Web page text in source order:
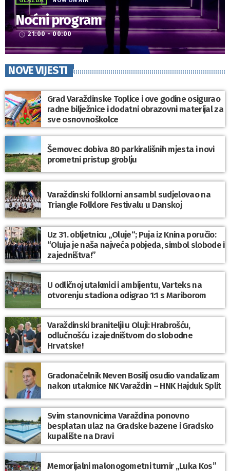
Noćni program
access_time 21:00 - 00:00
NOVE VIJESTI
Grad Varaždinske Toplice i ove godine osigurao
radne bilježnice i dodatni obrazovni materijal za
sve osnovnoškolce
Šemovec dobiva 80 parkirališnih mjesta i novi
prometni pristup groblju
Varaždinski folklorni ansambl sudjelovao na
Triangle Folklore Festivalu u Danskoj
Uz 31. obljetnicu „Oluje“; Puja iz Knina poručio:
“Oluja je naša najveća pobjeda, simbol slobode i
zajedništva!”
U odličnoj utakmici i ambijentu, Varteks na
otvorenju stadiona odigrao 1:1 s Mariborom
Varaždinski branitelji u Oluji: Hrabrošću,
odlučnošću i zajedništvom do slobodne
Hrvatske!
Gradonačelnik Neven Bosilj osudio vandalizam
nakon utakmice NK Varaždin – HNK Hajduk Split
Svim stanovnicima Varaždina ponovno
besplatan ulaz na Gradske bazene i Gradsko
kupalište na Dravi
Memorijalni malonogometni turnir „Luka Kos”